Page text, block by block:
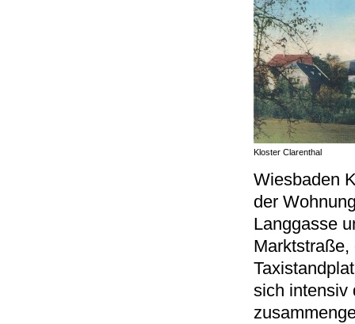
Kloster Clarenthal
Wiesbaden
der
Langgasse
sich intensiv